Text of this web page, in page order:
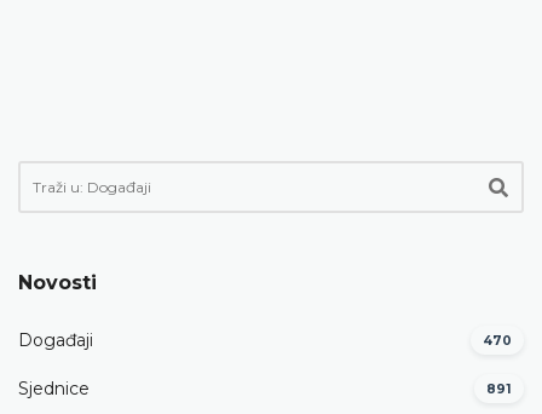
Novosti
Događaji 470
Sjednice 891